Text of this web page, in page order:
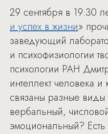
29 сентября в 19:30
и успех в жизни»
заведующий
и психофизиологии
психологии РАН
интеллект человека
связаны разные виды
вербальный,
эмоциональный?